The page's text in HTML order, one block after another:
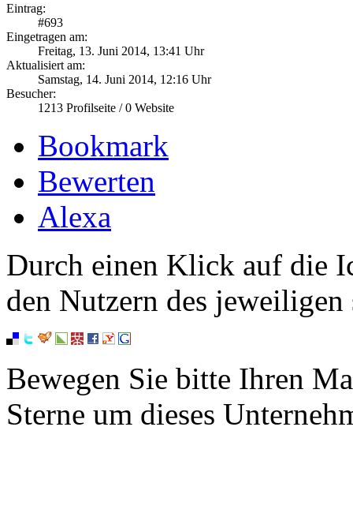
Eintrag:
#693
Eingetragen am:
Freitag, 13. Juni 2014, 13:41 Uhr
Aktualisiert am:
Samstag, 14. Juni 2014, 12:16 Uhr
Besucher:
1213 Profilseite /0 Website
Bookmark
Bewerten
Alexa
Durch einen Klick auf die
den Nutzern des
Bewegen Sie bitte Ihren
Sterne um dieses